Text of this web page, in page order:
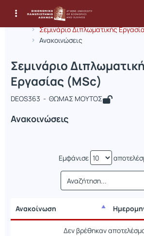
Αρχική Σελίδα
Σεμινάριο Διπλωματικής
Ανακοινώσεις
Μάθημα : Σεμινάριο
Κωδικός : DEOS363
Σεμινάριο
Εργασίας (MSc)
DEOS363 - ΘΩΜΑΣ ΜΟΥΤΟΣ
Ανακοινώσεις
Εμφάνισε
Ανακοίνωση
Δεν βρέθηκαν